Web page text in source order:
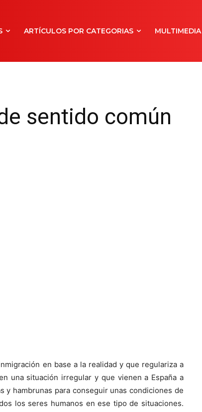
ARTÍCULOS POR CATEGORIAS MULTIMEDIA
sentido común
en base a la realidad y que regulariza a
una situación irregular y que vienen a España a
y hambrunas para conseguir unas condiciones de
los seres humanos en ese tipo de situaciones.